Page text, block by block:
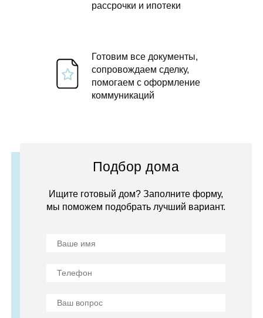
рассрочки и ипотеки
Готовим все документы,
сопровождаем сделку,
помогаем с оформление
коммуникаций
Подбор дома
Ищите готовый дом? Заполните форму,
мы поможем подобрать лучший вариант.